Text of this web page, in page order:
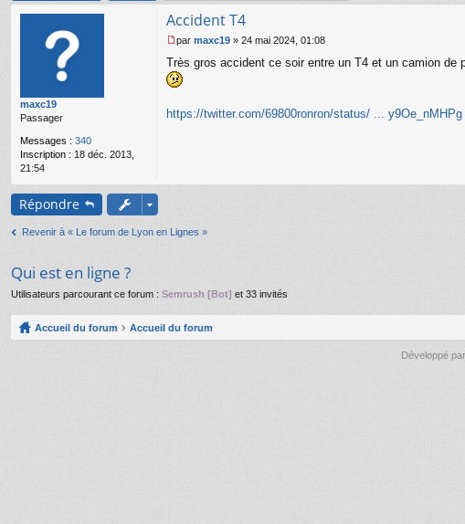
s
maxc19
Passager
Messages : 340
Inscription : 18 déc. 2013,
21:54
Accident T4
e
s
s
g
l
par maxc19 » 24 mai 2024, 01:08
Très gros accident ce soir entre un T4 et un camion
https://twitter.com/69800ronron/status/ ... y9Oe_nMHPg
Répondre
Revenir à « Le forum de Lyon en Lignes »
Qui est en ligne ?
Utilisateurs parcourant ce forum : Semrush [Bot] et 33 invités
Accueil du forum Accueil du forum
Développé par